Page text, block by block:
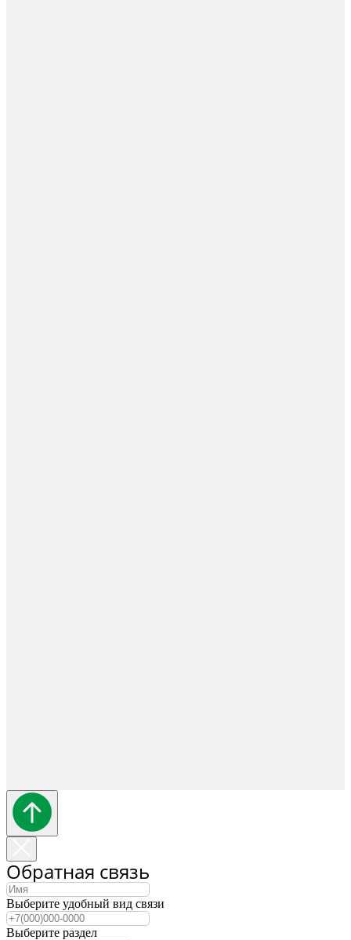
Обратная связь
Выберите удобный вид связи
Выберите раздел